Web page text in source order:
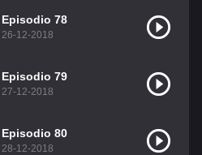
Episodio 78
26-12-2018
Episodio 79
27-12-2018
Episodio 80
28-12-2018